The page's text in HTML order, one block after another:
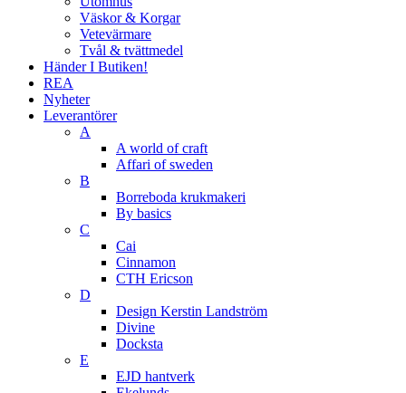
Väskor & Korgar
Vetevärmare
Tvål & tvättmedel
Händer I Butiken!
REA
Nyheter
Leverantörer
A
A world of craft
Affari of sweden
B
Borreboda krukmakeri
By basics
C
Cai
Cinnamon
CTH Ericson
D
Design Kerstin Landström
Divine
Docksta
E
EJD hantverk